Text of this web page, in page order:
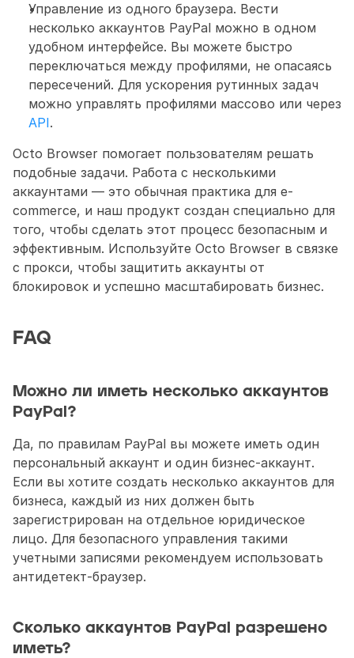
Управление из одного браузера. Вести
несколько аккаунтов PayPal можно в одном
удобном интерфейсе. Вы можете быстро
переключаться между профилями, не опасаясь
пересечений. Для ускорения рутинных задач
API.
Octo Browser помогает пользователям решать
подобные задачи. Работа с несколькими
аккаунтами — это обычная практика для e-
commerce, и наш продукт создан специально для
того, чтобы сделать этот процесс безопасным и
эффективным. Используйте Octo Browser в связке
с прокси, чтобы защитить аккаунты от
блокировок и успешно масштабировать бизнес.
FAQ
Можно ли иметь несколько аккаунтов
PayPal?
Да, по правилам PayPal вы можете иметь один
персональный аккаунт и один бизнес-аккаунт.
Если вы хотите создать несколько аккаунтов для
бизнеса, каждый из них должен быть
зарегистрирован на отдельное юридическое
лицо. Для безопасного управления такими
учетными записями рекомендуем использовать
антидетект-браузер.
Сколько аккаунтов PayPal разрешено
иметь?